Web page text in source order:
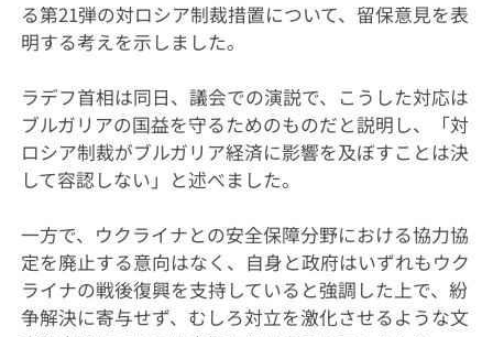
る第21弾の対ロシア制裁措置について、留保意見を表
明する考えを示しました。
ラデフ首相は同日、議会での演説で、こうした対応は
ブルガリアの国益を守るためのものだと説明し、「対
ロシア制裁がブルガリア経済に影響を及ぼすことは決
して容認しない」と述べました。
一方で、ウクライナとの安全保障分野における協力協
定を廃止する意向はなく、自身と政府はいずれもウク
ライナの戦後復興を支持していると強調した上で、紛
争解決に寄与せず、むしろ対立を激化させるような文